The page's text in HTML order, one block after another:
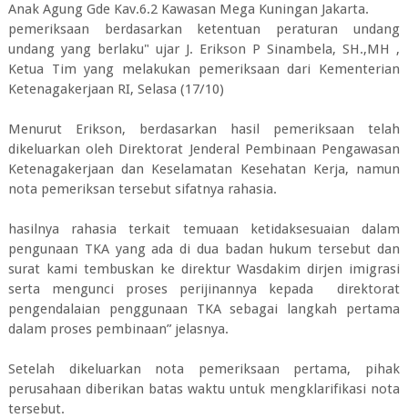
Anak Agung Gde Kav.6.2 Kawasan Mega Kuningan Jakarta.
pemeriksaan berdasarkan ketentuan peraturan undang
undang yang berlaku" ujar J. Erikson P Sinambela, SH.,MH ,
Ketua Tim yang melakukan pemeriksaan dari Kementerian
Ketenagakerjaan RI, Selasa (17/10)
Menurut Erikson, berdasarkan hasil pemeriksaan telah
dikeluarkan oleh Direktorat Jenderal Pembinaan Pengawasan
Ketenagakerjaan dan Keselamatan Kesehatan Kerja, namun
nota pemeriksan tersebut sifatnya rahasia.
hasilnya rahasia terkait temuaan ketidaksesuaian dalam
pengunaan TKA yang ada di dua badan hukum tersebut dan
surat kami tembuskan ke direktur Wasdakim dirjen imigrasi
serta mengunci proses perijinannya kepada direktorat
pengendalaian penggunaan TKA sebagai langkah pertama
dalam proses pembinaan” jelasnya.
Setelah dikeluarkan nota pemeriksaan pertama, pihak
perusahaan diberikan batas waktu untuk mengklarifikasi nota
tersebut.